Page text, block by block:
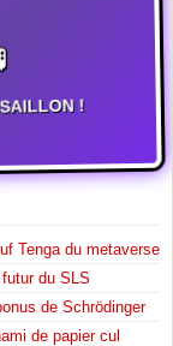
!
Tenga du metaverse
du SLS
de Schrödinger
de papier cul